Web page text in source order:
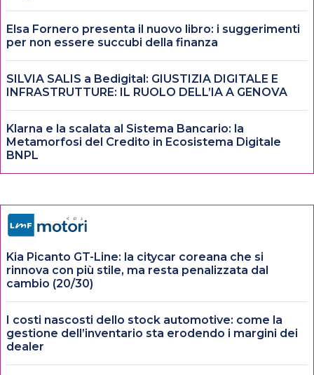
Elsa Fornero presenta il nuovo libro: i suggerimenti
per non essere succubi della finanza
SILVIA SALIS a Bedigital: GIUSTIZIA DIGITALE E
INFRASTRUTTURE: IL RUOLO DELL’IA A GENOVA
Klarna e la scalata al Sistema Bancario: la
Metamorfosi del Credito in Ecosistema Digitale
BNPL
Kia Picanto GT-Line: la citycar coreana che si
rinnova con più stile, ma resta penalizzata dal
cambio (20/30)
I costi nascosti dello stock automotive: come la
gestione dell’inventario sta erodendo i margini dei
dealer